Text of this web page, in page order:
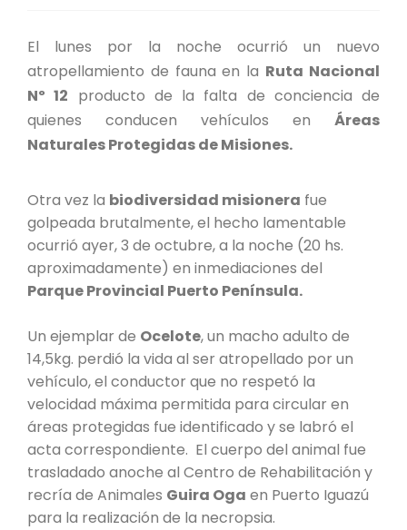
ALIMENTICIOS
BIODIVERSIDAD Y ALIMENTACIÓN
INVENTARIO DE LA BIODIVERSIDAD MISIONERA
FORMULARIO DE REGISTRO DE
INVESTIGADORES
AUTORIZACIONES
PROGRAMAS
PROYECTO ÁGUILAS DE MISIONES
MONUMENTOS NATURALES
REPOSITORIO
El lunes por la noche ocurrió un nuevo
atropellamiento de fauna en la Ruta Nacional
Nº 12 producto de la falta de conciencia de
quienes conducen vehículos en Áreas
Naturales Protegidas de Misiones.
Otra vez la biodiversidad misionera fue
golpeada brutalmente, el hecho lamentable
ocurrió ayer, 3 de octubre, a la noche (20 hs.
aproximadamente) en inmediaciones del
Parque Provincial Puerto Península.
Un ejemplar de Ocelote, un macho adulto de
14,5kg. perdió la vida al ser atropellado por un
vehículo, el conductor que no respetó la
velocidad máxima permitida para circular en
áreas protegidas fue identificado y se labró el
acta correspondiente. El cuerpo del animal fue
trasladado anoche al Centro de Rehabilitación y
recría de Animales Guira Oga en Puerto Iguazú
para la realización de la necropsia.